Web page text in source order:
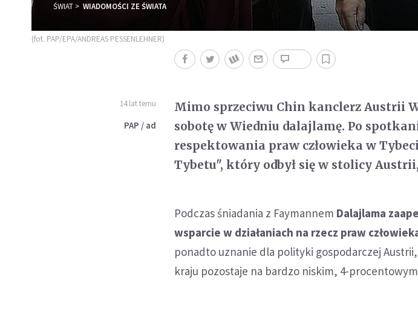
ŚWIAT WIADOMOŚCI ZE ŚWIATA
(fot. PAP/EPA/ANDREAS PESSENLEHNER)
14 lat temu
PAP / ad
Mimo sprzeciwu Chin kanclerz Austrii
sobotę w Wiedniu dalajlamę. Po
respektowania praw człowieka w
Tybetu", który odbył się w stolicy
Podczas śniadania z Faymannem Dalajlama
wsparcie w działaniach na rzecz praw
ponadto uznanie dla polityki gospodarczej
kraju pozostaje na bardzo niskim, 4-